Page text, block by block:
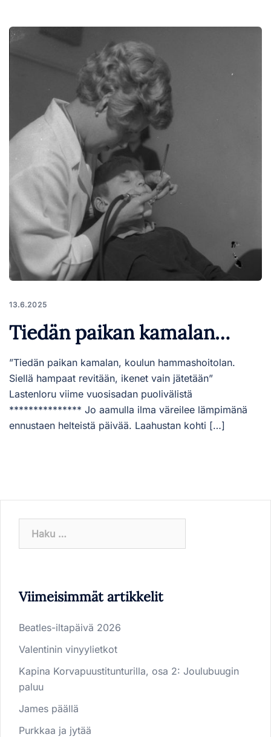
13.6.2025
Tiedän paikan kamalan…
”Tiedän paikan kamalan, koulun hammashoitolan.
Siellä hampaat revitään, ikenet vain jätetään”
Lastenloru viime vuosisadan puolivälistä
*************** Jo aamulla ilma väreilee lämpimänä
ennustaen helteistä päivää. Laahustan kohti […]
Viimeisimmät artikkelit
Beatles-iltapäivä 2026
Valentinin vinyylietkot
Kapina Korvapuustitunturilla, osa 2: Joulubuugin
paluu
James päällä
Purkkaa ja jytää